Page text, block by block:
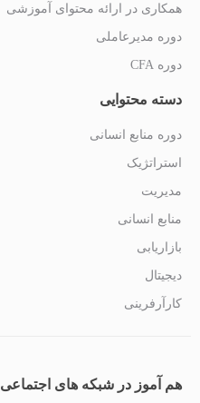
همکاری در ارائه محتوای آموزشی
دوره مدیرعاملی
دوره CFA
دسته محتوایی
دوره منابع انسانی
استراتژیک
مدیریت
منابع انسانی
بازاریابی
دیجیتال
کارآرفرینی
هم آموز در شبکه های اجتماعی